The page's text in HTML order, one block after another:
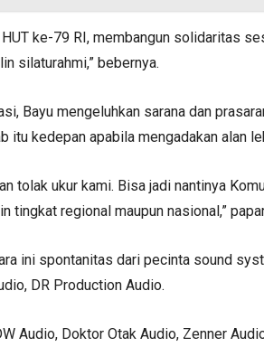
HUT ke-79 RI, membangun solidaritas
silaturahmi,” bebernya.
Bayu mengeluhkan sarana dan
itu kedepan apabila mengadakan alan
tolak ukur kami. Bisa jadi nantinya
tingkat regional maupun nasional,”
ini spontanitas dari pecinta sound
DR Production Audio.
Audio, Doktor Otak Audio, Zenner